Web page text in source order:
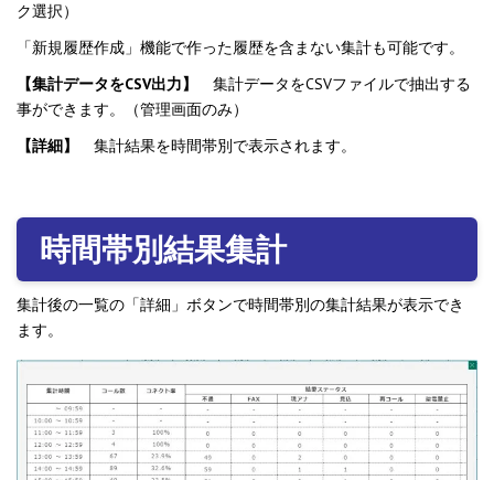
ク選択）
「新規履歴作成」機能で作った履歴を含まない集計も可能です。
【集計データをCSV出力】
集計データをCSVファイルで抽出する
事ができます。（管理画面のみ）
【詳細】
集計結果を時間帯別で表示されます。
時間帯別結果集計
集計後の一覧の「詳細」ボタンで時間帯別の集計結果が表示でき
ます。